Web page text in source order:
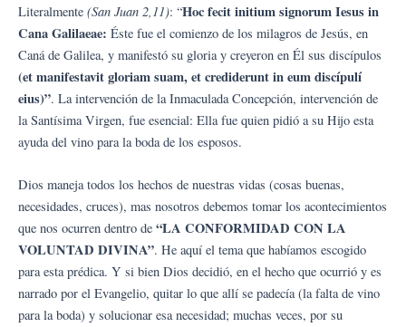
Literalmente (San Juan 2,11): “Hoc fecit initium signorum Iesus in
Cana Galilaeae: Éste fue el comienzo de los milagros de Jesús, en
Caná de Galilea, y manifestó su gloria y creyeron en Él sus discípulos
(et manifestavit gloriam suam, et crediderunt in eum discípulí
eius)”. La intervención de la Inmaculada Concepción, intervención de
la Santísima Virgen, fue esencial: Ella fue quien pidió a su Hijo esta
ayuda del vino para la boda de los esposos.
Dios maneja todos los hechos de nuestras vidas (cosas buenas,
necesidades, cruces), mas nosotros debemos tomar los acontecimientos
que nos ocurren dentro de “LA CONFORMIDAD CON LA
VOLUNTAD DIVINA”. He aquí el tema que habíamos escogido
para esta prédica. Y si bien Dios decidió, en el hecho que ocurrió y es
narrado por el Evangelio, quitar lo que allí se padecía (la falta de vino
para la boda) y solucionar esa necesidad; muchas veces, por su